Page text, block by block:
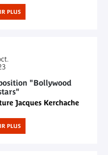
PLUS
"Bollywood
Jacques Kerchache
PLUS